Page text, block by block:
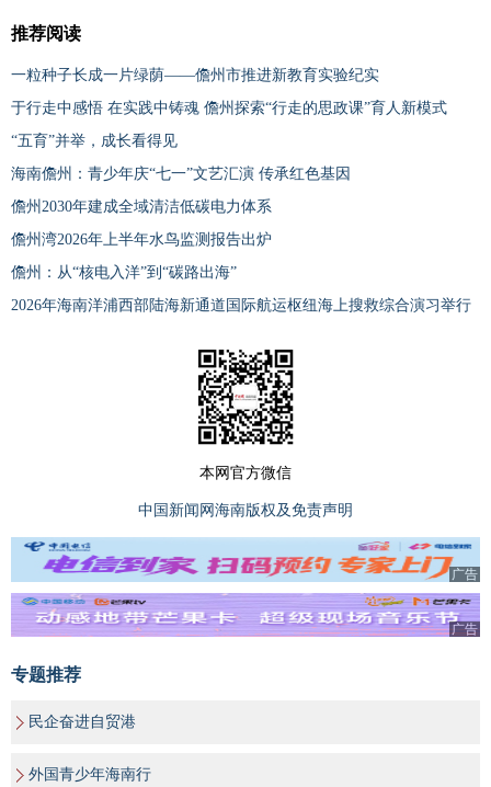
推荐阅读
一粒种子长成一片绿荫——儋州市推进新教育实验纪实
于行走中感悟 在实践中铸魂 儋州探索“行走的思政课”育人新模式
“五育”并举，成长看得见
海南儋州：青少年庆“七一”文艺汇演 传承红色基因
儋州2030年建成全域清洁低碳电力体系
儋州湾2026年上半年水鸟监测报告出炉
儋州：从“核电入洋”到“碳路出海”
2026年海南洋浦西部陆海新通道国际航运枢纽海上搜救综合演习举行
本网官方微信
中国新闻网海南版权及免责声明
广告
广告
专题推荐
民企奋进自贸港
外国青少年海南行